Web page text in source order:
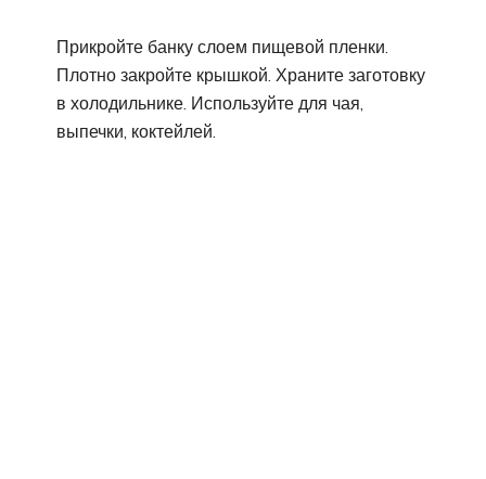
Прикройте банку слоем пищевой пленки.
Плотно закройте крышкой. Храните заготовку
в холодильнике. Используйте для чая,
выпечки, коктейлей.